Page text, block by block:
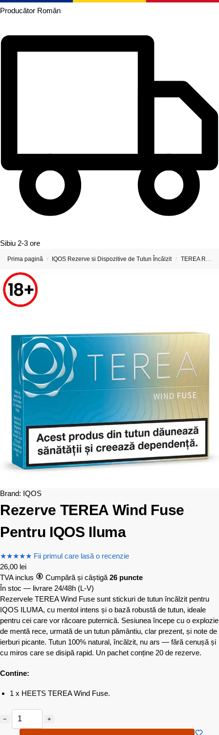
Producător Român
Sibiu 2-3 ore
Prima pagină / IQOS Rezerve si Dispozitive de Tutun Încălzit / TEREA Rezerve si Stickuri pentru IQOS ILUMA
Brand: IQOS
Rezerve TEREA Wind Fuse
Pentru IQOS Iluma
★★★★★ Fii primul care lasă o recenzie
26,00 lei
TVA inclus
Cumpără și câștigă 26 puncte
În stoc — livrare 24/48h (L-V)
Rezervele TEREA Wind Fuse sunt stickuri de tutun încălzit pentru
IQOS ILUMA, cu mentol intens și o bază robustă de tutun, ideale
pentru cei care vor răcoare puternică. Sesiunea începe cu o explozie
de mentă rece, urmată de un tutun pământiu, clar prezent, și note de
ierburi picante. Tutun 100% natural, încălzit, nu ars — fără cenușă și
cu miros care se disipă rapid. Un pachet conține 20 de rezerve.
Contine:
1 x HEETS TEREA Wind Fuse.
− +